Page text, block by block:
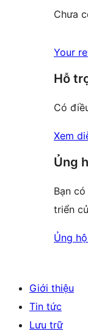
Chưa
Your
Hỗ
Có
Xem
Ủng
Bạn
triển
Ủng
Giới thiệu
Tin tức
Lưu trữ